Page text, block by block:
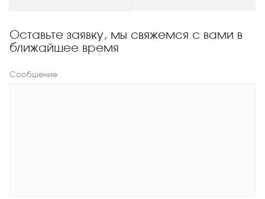
Оставьте заявку, мы свяжемся с вами в
ближайшее время
Сообщение